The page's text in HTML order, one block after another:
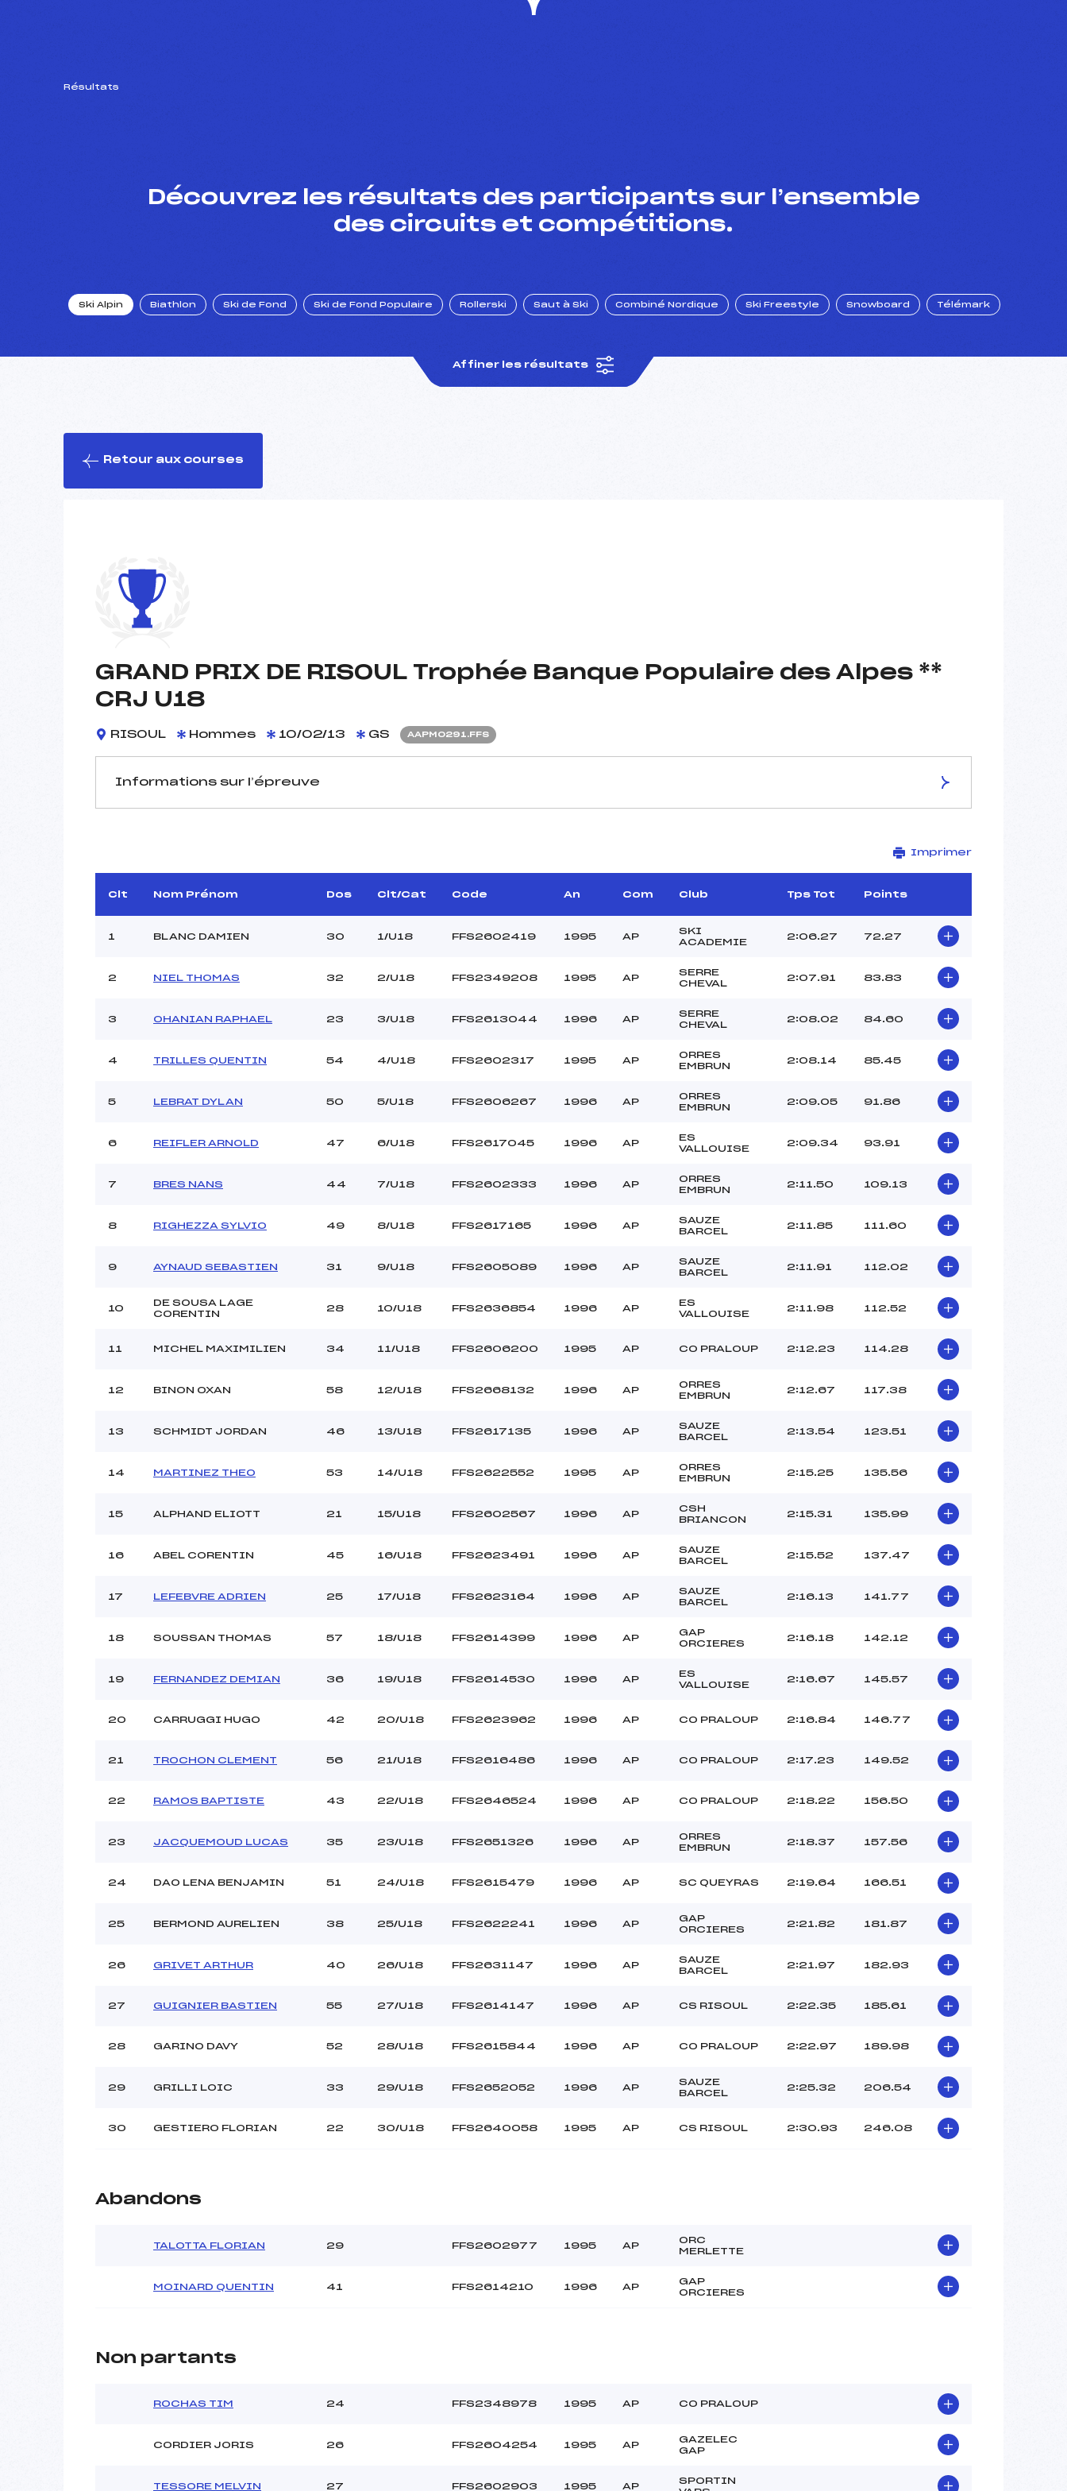
Résultats
Découvrez les résultats des participants sur l’ensemble
des circuits et compétitions.
Ski Alpin Biathlon Ski de Fond Ski de Fond Populaire Rollerski Saut à Ski Combiné Nordique Ski Freestyle Snowboard Télémark
Affiner les résultats
Retour aux courses
GRAND PRIX DE RISOUL Trophée Banque Populaire des Alpes **
CRJ U18
RISOUL Hommes 10/02/13 GS AAPM0291.FFS
Informations sur l’épreuve
Arbitre :
JOUSSELME FABIEN (AP)
Assistant :
–
LES SOURCES
Altitude départ :
2140
Altitude arrivée :
2479/12/09
MANCHE 1
Heure de départ :
10h30
Ouvreurs A :
CERUTTI CAMILLE (AP)
Météo :
BEAU
MANCHE 2
Heure de départ :
11h45
Ouvreurs A :
CERUTTI CAMILLE (AP)
CHARTIER ANTOINE (AP)
LUZET NINO (AP)
GALDI THEO (CA)
Température départ :
-9
Pénalité appliquée :
72.2700
Imprimer
Clt Nom Prénom Dos Clt/Cat Code An Com Club Tps Tot Points
1 BLANC DAMIEN 30 1/U18 FFS2602419 1995 AP
SKI
ACADEMIE
2:06.27 72.27
2 NIEL THOMAS 32 2/U18 FFS2349208 1995 AP
SERRE
CHEVAL
2:07.91 83.83
3 OHANIAN RAPHAEL 23 3/U18 FFS2613044 1996 AP
SERRE
CHEVAL
2:08.02 84.60
4 TRILLES QUENTIN 54 4/U18 FFS2602317 1995 AP
ORRES
EMBRUN
2:08.14 85.45
5 LEBRAT DYLAN 50 5/U18 FFS2606267 1996 AP
ORRES
EMBRUN
2:09.05 91.86
6 REIFLER ARNOLD 47 6/U18 FFS2617045 1996 AP
ES
VALLOUISE
2:09.34 93.91
7 BRES NANS 44 7/U18 FFS2602333 1996 AP
ORRES
EMBRUN
2:11.50 109.13
8 RIGHEZZA SYLVIO 49 8/U18 FFS2617165 1996 AP
SAUZE
BARCEL
2:11.85 111.60
9 AYNAUD SEBASTIEN 31 9/U18 FFS2605089 1996 AP
SAUZE
BARCEL
2:11.91 112.02
10
DE SOUSA LAGE
CORENTIN
28 10/U18 FFS2636854 1996 AP
ES
VALLOUISE
2:11.98 112.52
11 MICHEL MAXIMILIEN 34 11/U18 FFS2606200 1995 AP CO PRALOUP 2:12.23 114.28
12 BINON OXAN 58 12/U18 FFS2668132 1996 AP
ORRES
EMBRUN
2:12.67 117.38
13 SCHMIDT JORDAN 46 13/U18 FFS2617135 1996 AP
SAUZE
BARCEL
2:13.54 123.51
14 MARTINEZ THEO 53 14/U18 FFS2622552 1995 AP
ORRES
EMBRUN
2:15.25 135.56
15 ALPHAND ELIOTT 21 15/U18 FFS2602567 1996 AP
CSH
BRIANCON
2:15.31 135.99
16 ABEL CORENTIN 45 16/U18 FFS2623491 1996 AP
SAUZE
BARCEL
2:15.52 137.47
17 LEFEBVRE ADRIEN 25 17/U18 FFS2623164 1996 AP
SAUZE
BARCEL
2:16.13 141.77
18 SOUSSAN THOMAS 57 18/U18 FFS2614399 1996 AP
GAP
ORCIERES
2:16.18 142.12
19 FERNANDEZ DEMIAN 36 19/U18 FFS2614530 1996 AP
ES
VALLOUISE
2:16.67 145.57
20 CARRUGGI HUGO 42 20/U18 FFS2623962 1996 AP CO PRALOUP 2:16.84 146.77
21 TROCHON CLEMENT 56 21/U18 FFS2616486 1996 AP CO PRALOUP 2:17.23 149.52
22 RAMOS BAPTISTE 43 22/U18 FFS2646524 1996 AP CO PRALOUP 2:18.22 156.50
23 JACQUEMOUD LUCAS 35 23/U18 FFS2651326 1996 AP
ORRES
EMBRUN
2:18.37 157.56
24 DAO LENA BENJAMIN 51 24/U18 FFS2615479 1996 AP SC QUEYRAS 2:19.64 166.51
25 BERMOND AURELIEN 38 25/U18 FFS2622241 1996 AP
GAP
ORCIERES
2:21.82 181.87
26 GRIVET ARTHUR 40 26/U18 FFS2631147 1996 AP
SAUZE
BARCEL
2:21.97 182.93
27 GUIGNIER BASTIEN 55 27/U18 FFS2614147 1996 AP CS RISOUL 2:22.35 185.61
28 GARINO DAVY 52 28/U18 FFS2615844 1996 AP CO PRALOUP 2:22.97 189.98
29 GRILLI LOIC 33 29/U18 FFS2652052 1996 AP
SAUZE
BARCEL
2:25.32 206.54
30 GESTIERO FLORIAN 22 30/U18 FFS2640058 1995 AP CS RISOUL 2:30.93 246.08
Abandons
TALOTTA FLORIAN 29 FFS2602977 1995 AP
ORC
MERLETTE
MOINARD QUENTIN 41 FFS2614210 1996 AP
GAP
ORCIERES
Non partants
ROCHAS TIM 24 FFS2348978 1995 AP CO PRALOUP
CORDIER JORIS 26 FFS2604254 1995 AP
GAZELEC
GAP
TESSORE MELVIN 27 FFS2602903 1995 AP
SPORTIN